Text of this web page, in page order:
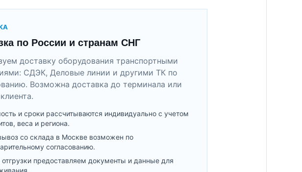
по России и странам СНГ
доставку оборудования транспортными
СДЭК, Деловые линии и другими ТК по
Возможна доставка до терминала или
и сроки рассчитываются индивидуально с учетом
веса и региона.
со склада в Москве возможен по
согласованию.
отгрузки предоставляем документы и данные для